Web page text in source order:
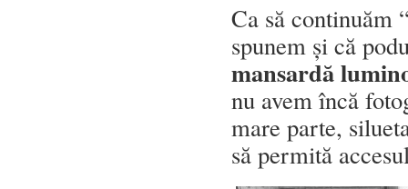
Ca să continuăm
spunem și că
mansardă
nu avem încă
mare parte,
să permită